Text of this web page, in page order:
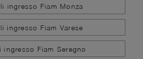
ingresso Fiam Monza
ingresso Fiam Varese
ingresso Fiam Seregno